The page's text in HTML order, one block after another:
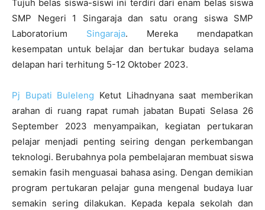
Tujuh belas siswa-siswi ini terdiri dari enam belas siswa
SMP Negeri 1 Singaraja dan satu orang siswa SMP
Laboratorium Singaraja. Mereka mendapatkan
kesempatan untuk belajar dan bertukar budaya selama
delapan hari terhitung 5-12 Oktober 2023.
Pj Bupati Buleleng Ketut Lihadnyana saat memberikan
arahan di ruang rapat rumah jabatan Bupati Selasa 26
September 2023 menyampaikan, kegiatan pertukaran
pelajar menjadi penting seiring dengan perkembangan
teknologi. Berubahnya pola pembelajaran membuat siswa
semakin fasih menguasai bahasa asing. Dengan demikian
program pertukaran pelajar guna mengenal budaya luar
semakin sering dilakukan. Kepada kepala sekolah dan